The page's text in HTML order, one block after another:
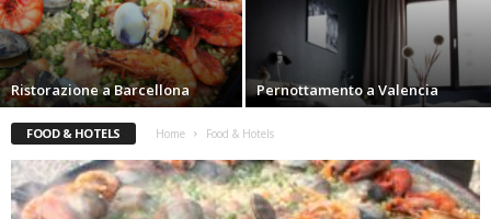
Ristorazione a Barcellona Pernottamento a Valencia
FOOD & HOTELS Home Food & Hotels